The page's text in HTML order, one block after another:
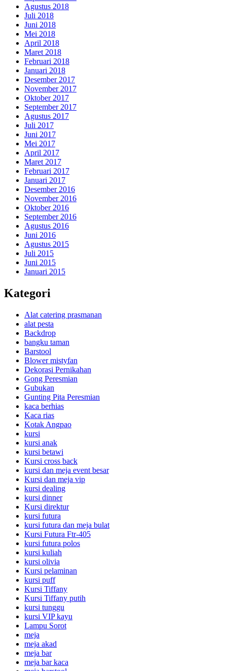
Agustus 2018
Juli 2018
Juni 2018
Mei 2018
April 2018
Maret 2018
Februari 2018
Januari 2018
Desember 2017
November 2017
Oktober 2017
September 2017
Agustus 2017
Juli 2017
Juni 2017
Mei 2017
April 2017
Maret 2017
Februari 2017
Januari 2017
Desember 2016
November 2016
Oktober 2016
September 2016
Agustus 2016
Juni 2016
Agustus 2015
Juli 2015
Juni 2015
Januari 2015
Kategori
Alat catering prasmanan
alat pesta
Backdrop
bangku taman
Barstool
Blower mistyfan
Dekorasi Pernikahan
Gong Peresmian
Gubukan
Gunting Pita Peresmian
kaca berhias
Kaca rias
Kotak Angpao
kursi
kursi anak
kursi betawi
Kursi cross back
kursi dan meja event besar
Kursi dan meja vip
kursi dealing
kursi dinner
Kursi direktur
kursi futura
kursi futura dan meja bulat
Kursi Futura Ftr-405
kursi futura polos
kursi kuliah
kursi olivia
Kursi pelaminan
kursi puff
Kursi Tiffany
Kursi Tiffany putih
kursi tunggu
kursi VIP kayu
Lampu Sorot
meja
meja akad
meja bar
meja bar kaca